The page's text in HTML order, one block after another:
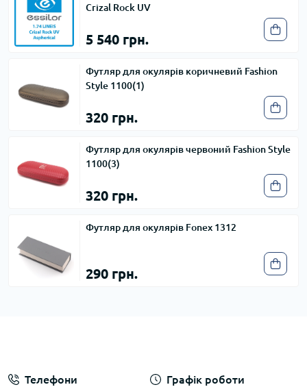
Crizal Rock UV
5 540 грн.
Футляр для окулярів коричневий Fashion
Style 1100(1)
320 грн.
Футляр для окулярів червоний Fashion Style
1100(3)
320 грн.
Футляр для окулярів Fonex 1312
290 грн.
Телефони Графік роботи